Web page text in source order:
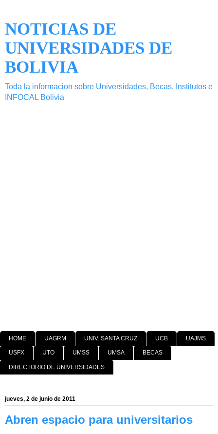
NOTICIAS DE
UNIVERSIDADES DE
BOLIVIA
Toda la informacion sobre Universidades, Becas, Institutos e
INFOCAL Bolivia
HOME UAGRM UNIV. SANTA CRUZ UCB UAJMS
USFX UTO UMSS UMSA BECAS
DIRECTORIO DE UNIVERSIDADES
jueves, 2 de junio de 2011
Abren espacio para universitarios